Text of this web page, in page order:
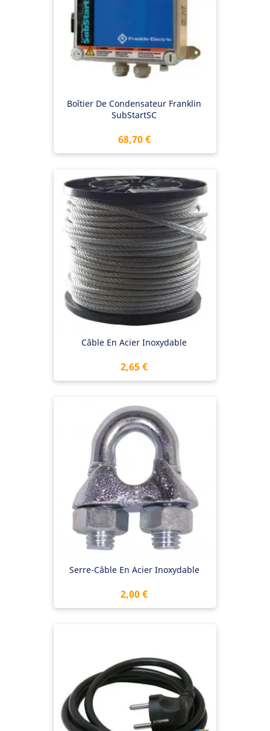
Boîtier De Condensateur Franklin
SubStartSC
Prix
68,70 €
Câble En Acier Inoxydable
Prix
2,65 €
Serre-Câble En Acier Inoxydable
Prix
2,00 €